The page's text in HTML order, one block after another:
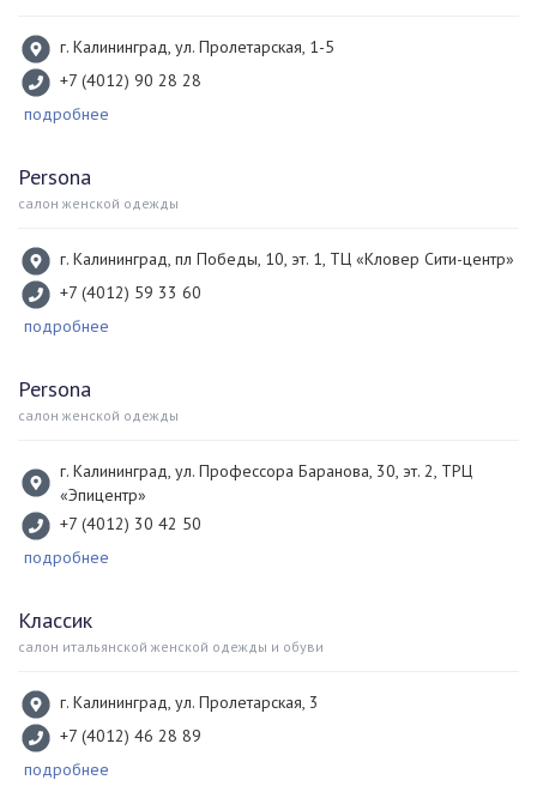
г. Калининград, ул. Пролетарская, 1-5
+7 (4012) 90 28 28
подробнее
Persona
салон женской одежды
г. Калининград, пл Победы, 10, эт. 1, ТЦ «Кловер Сити-центр»
+7 (4012) 59 33 60
подробнее
Persona
салон женской одежды
г. Калининград, ул. Профессора Баранова, 30, эт. 2, ТРЦ
«Эпицентр»
+7 (4012) 30 42 50
подробнее
Классик
салон итальянской женской одежды и обуви
г. Калининград, ул. Пролетарская, 3
+7 (4012) 46 28 89
подробнее